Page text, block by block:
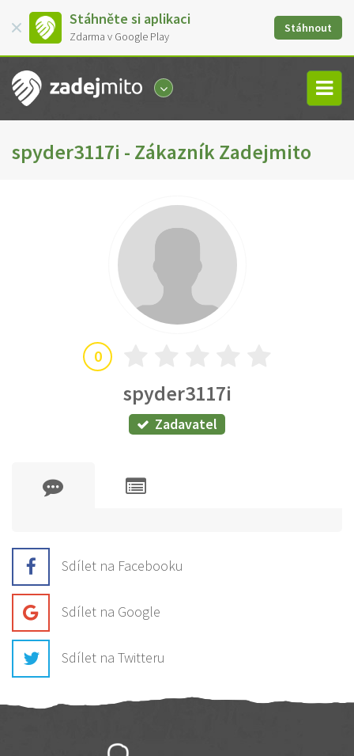
Stáhněte si aplikaci
Zdarma v Google Play
Stáhnout
spyder3117i - Zákazník Zadejmito
0
spyder3117i
Zadavatel
Sdílet na Facebooku
Sdílet na Google
Sdílet na Twitteru